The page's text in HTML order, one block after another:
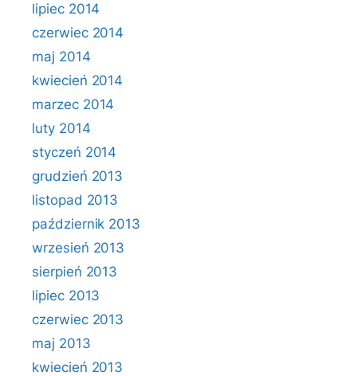
lipiec 2014
czerwiec 2014
maj 2014
kwiecień 2014
marzec 2014
luty 2014
styczeń 2014
grudzień 2013
listopad 2013
październik 2013
wrzesień 2013
sierpień 2013
lipiec 2013
czerwiec 2013
maj 2013
kwiecień 2013